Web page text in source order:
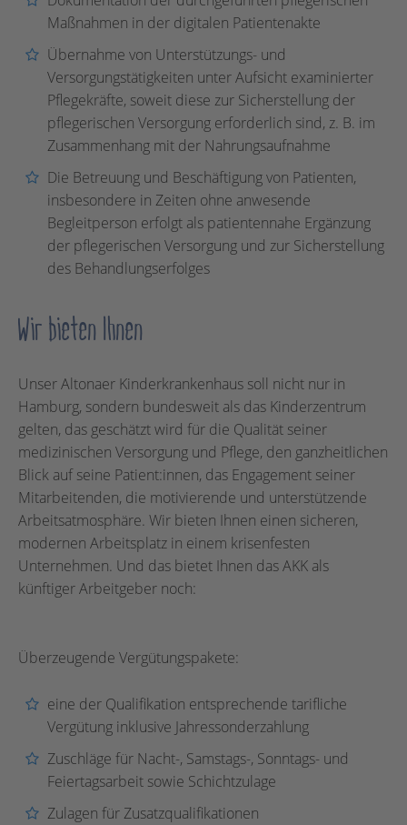
Maßnahmen in der digitalen Patientenakte
Übernahme von Unterstützungs- und
Versorgungstätigkeiten unter Aufsicht examinierter
Pflegekräfte, soweit diese zur Sicherstellung der
pflegerischen Versorgung erforderlich sind, z. B. im
Zusammenhang mit der Nahrungsaufnahme
Die Betreuung und Beschäftigung von Patienten,
insbesondere in Zeiten ohne anwesende
Begleitperson erfolgt als patientennahe Ergänzung
der pflegerischen Versorgung und zur Sicherstellung
des Behandlungserfolges
Wir bieten Ihnen
Unser Altonaer Kinderkrankenhaus soll nicht nur in
Hamburg, sondern bundesweit als das Kinderzentrum
gelten, das geschätzt wird für die Qualität seiner
medizinischen Versorgung und Pflege, den ganzheitlichen
Blick auf seine Patient:innen, das Engagement seiner
Mitarbeitenden, die motivierende und unterstützende
Arbeitsatmosphäre. Wir bieten Ihnen einen sicheren,
modernen Arbeitsplatz in einem krisenfesten
Unternehmen. Und das bietet Ihnen das AKK als
künftiger Arbeitgeber noch:
Überzeugende Vergütungspakete:
eine der Qualifikation entsprechende tarifliche
Vergütung inklusive Jahressonderzahlung
Zuschläge für Nacht-, Samstags-, Sonntags- und
Feiertagsarbeit sowie Schichtzulage
Zulagen für Zusatzqualifikationen